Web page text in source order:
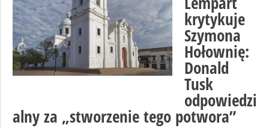
krytykuje
Szymona
Hołownię:
Donald
Tusk
odpowiedzi
alny za „stworzenie tego potwora”